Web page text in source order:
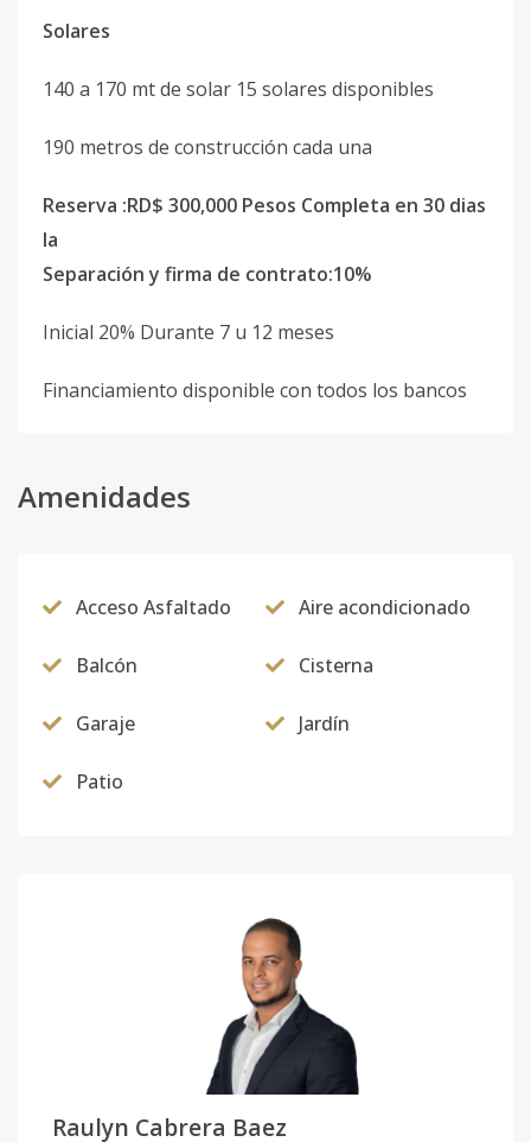
Solares
140 a 170 mt de solar 15 solares disponibles
190 metros de construcción cada una
Reserva :RD$ 300,000 Pesos Completa en 30 dias
la
Separación y firma de contrato:10%
Inicial 20% Durante 7 u 12 meses
Financiamiento disponible con todos los bancos
Amenidades
Acceso Asfaltado Aire acondicionado
Balcón Cisterna
Garaje Jardín
Patio
Raulyn Cabrera Baez